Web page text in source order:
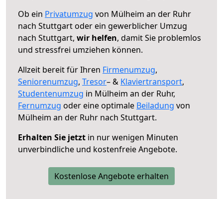
Ob ein Privatumzug von Mülheim an der Ruhr
nach Stuttgart oder ein gewerblicher Umzug
nach Stuttgart, wir helfen, damit Sie problemlos
und stressfrei umziehen können.
Allzeit bereit für Ihren Firmenumzug,
Seniorenumzug, Tresor– & Klaviertransport,
Studentenumzug in Mülheim an der Ruhr,
Fernumzug oder eine optimale Beiladung von
Mülheim an der Ruhr nach Stuttgart.
Erhalten Sie jetzt in nur wenigen Minuten
unverbindliche und kostenfreie Angebote.
Kostenlose Angebote erhalten